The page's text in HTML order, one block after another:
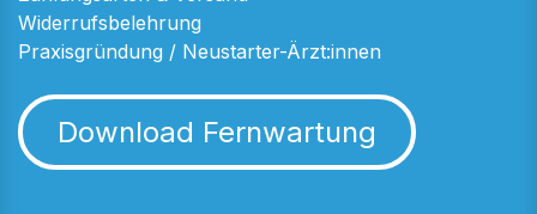
Widerrufsbelehrung
Praxisgründung / Neustarter-Ärzt:innen
Download Fernwartung